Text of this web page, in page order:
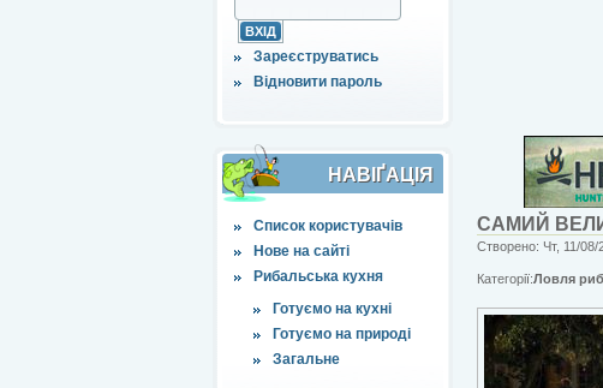
Зареєструватись
Відновити пароль
НАВІҐАЦІЯ
Список користувачів
Нове на сайті
Рибальська кухня
Готуємо на кухні
Готуємо на природі
Загальне
САМИЙ
Створено: Чт, 11/
Категорії:Ловля